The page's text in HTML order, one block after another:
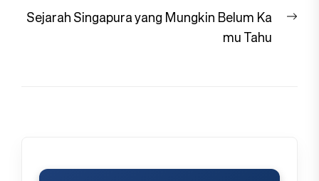
Sejarah Singapura yang Mungkin Belum Ka
mu Tahu